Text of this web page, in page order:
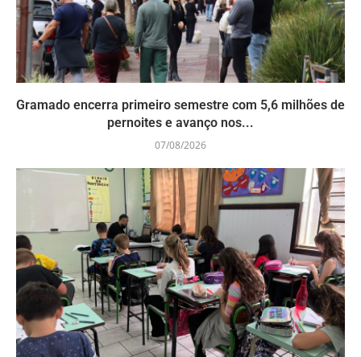
Gramado encerra primeiro semestre com 5,6 milhões de
pernoites e avanço nos...
07/08/2026